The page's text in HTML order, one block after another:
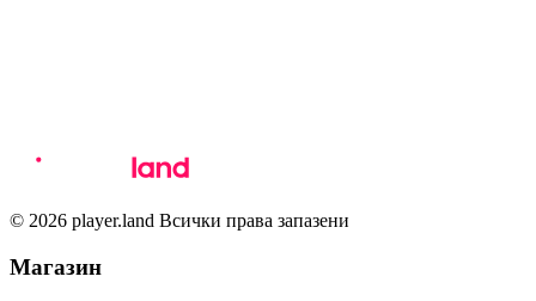
© 2026 player.land Всички права запазени
Магазин